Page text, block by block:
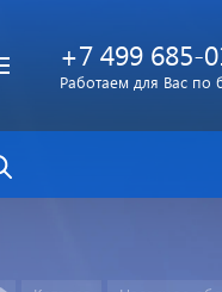
+7 499 685-
Работаем для Вас по